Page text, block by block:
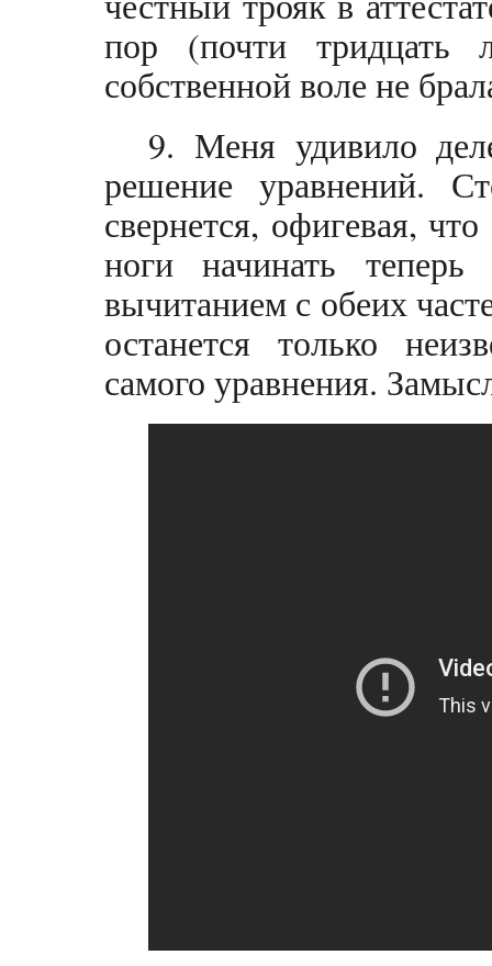
пор (почти
собственной воле не
9. Меня удивило
решение уравнений.
свернется, офигевая,
ноги начинать
вычитанием с обеих
останется только
самого уравнения.